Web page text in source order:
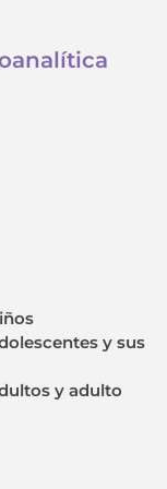
y sus
y adulto